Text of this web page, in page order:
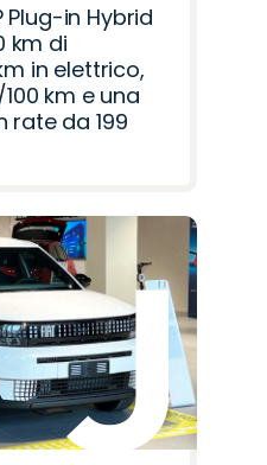
Plug-in Hybrid
km di
in elettrico,
km e una
rate da 199